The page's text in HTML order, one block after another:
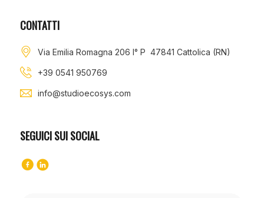
CONTATTI
Via Emilia Romagna 206 I° P 47841 Cattolica (RN)
+39 0541 950769
info@studioecosys.com
SEGUICI SUI SOCIAL